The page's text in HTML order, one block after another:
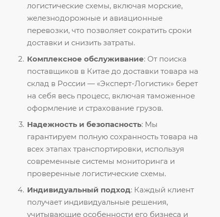
логистические схемы, включая морские,
железнодорожные и авиационные
перевозки, что позволяет сократить сроки
доставки и снизить затраты.
Комплексное обслуживание: От поиска
поставщиков в Китае до доставки товара на
склад в России — «Эксперт-Логистик» берет
на себя весь процесс, включая таможенное
оформление и страхование грузов.
Надежность и безопасность: Мы
гарантируем полную сохранность товара на
всех этапах транспортировки, используя
современные системы мониторинга и
проверенные логистические схемы.
Индивидуальный подход: Каждый клиент
получает индивидуальные решения,
учитывающие особенности его бизнеса и